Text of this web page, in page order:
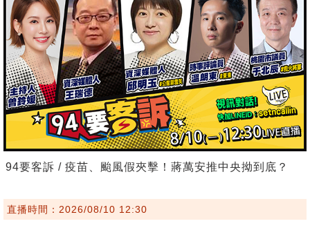
94要客訴 / 疫苗、颱風假夾擊！蔣萬安推中央拗到底？
直播時間：2026/08/10 12:30